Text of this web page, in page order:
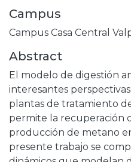
Campus
Campus Casa Central
Abstract
El modelo de digestión
interesantes
plantas de tratamiento
permite la recuperación
producción de metano
presente trabajo se